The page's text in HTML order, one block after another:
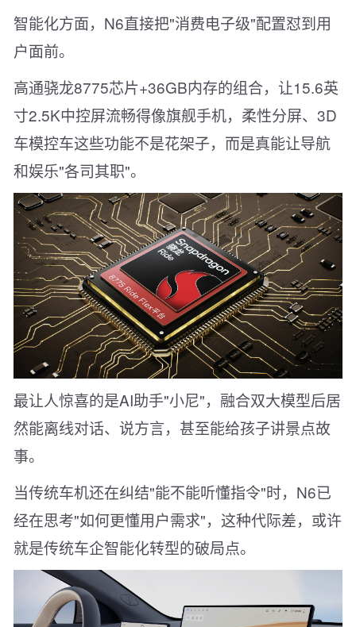
智能化方面，N6直接把"消费电子级"配置怼到用
户面前。
高通骁龙8775芯片+36GB内存的组合，让15.6英
寸2.5K中控屏流畅得像旗舰手机，柔性分屏、3D
车模控车这些功能不是花架子，而是真能让导航
和娱乐"各司其职"。
最让人惊喜的是AI助手"小尼"，融合双大模型后居
然能离线对话、说方言，甚至能给孩子讲景点故
事。
当传统车机还在纠结"能不能听懂指令"时，N6已
经在思考"如何更懂用户需求"，这种代际差，或许
就是传统车企智能化转型的破局点。